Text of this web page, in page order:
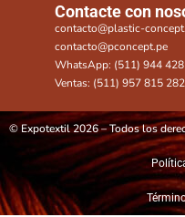
Contacte con
contacto@plastic-
contacto@pconcept.pe
WhatsApp: (511) 944
Ventas: (511) 957 815 282
© Expotextil 2026 – Todos los